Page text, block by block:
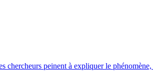
chercheurs peinent à expliquer le